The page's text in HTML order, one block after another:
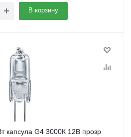
В корзину
капсула G4 3000К 12В прозр